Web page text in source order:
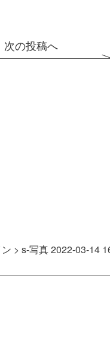
次の投稿へ
> s-写真 2022-03-14